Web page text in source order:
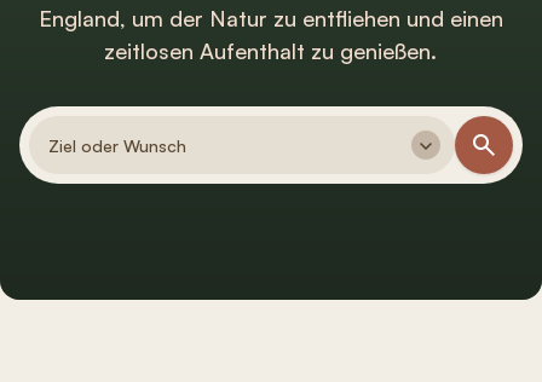
England, um der Natur zu entfliehen und einen
zeitlosen Aufenthalt zu genießen.
Ziel oder Wunsch